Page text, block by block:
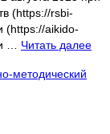
(https://rsbi-
(https://aikido-
… Читать далее